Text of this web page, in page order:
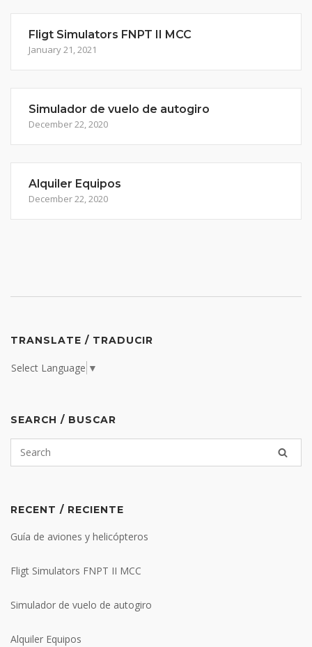
Fligt Simulators FNPT II MCC
January 21, 2021
Simulador de vuelo de autogiro
December 22, 2020
Alquiler Equipos
December 22, 2020
TRANSLATE / TRADUCIR
Select Language ▼
SEARCH / BUSCAR
RECENT / RECIENTE
Guía de aviones y helicópteros
Fligt Simulators FNPT II MCC
Simulador de vuelo de autogiro
Alquiler Equipos